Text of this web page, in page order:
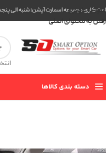
عبور به ناوبری
رفتن به محتوای اصلی
کاری مجموعه اسمارت آپشن: شنبه الی پنجشنبه ۹
دسته بندی کالاها